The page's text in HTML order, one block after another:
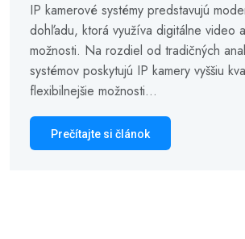
IP kamerové systémy predstavujú
dohľadu, ktorá využíva digitálne video
možnosti. Na rozdiel od tradičných
systémov poskytujú IP kamery vyššiu
flexibilnejšie možnosti...
Prečítajte si článok